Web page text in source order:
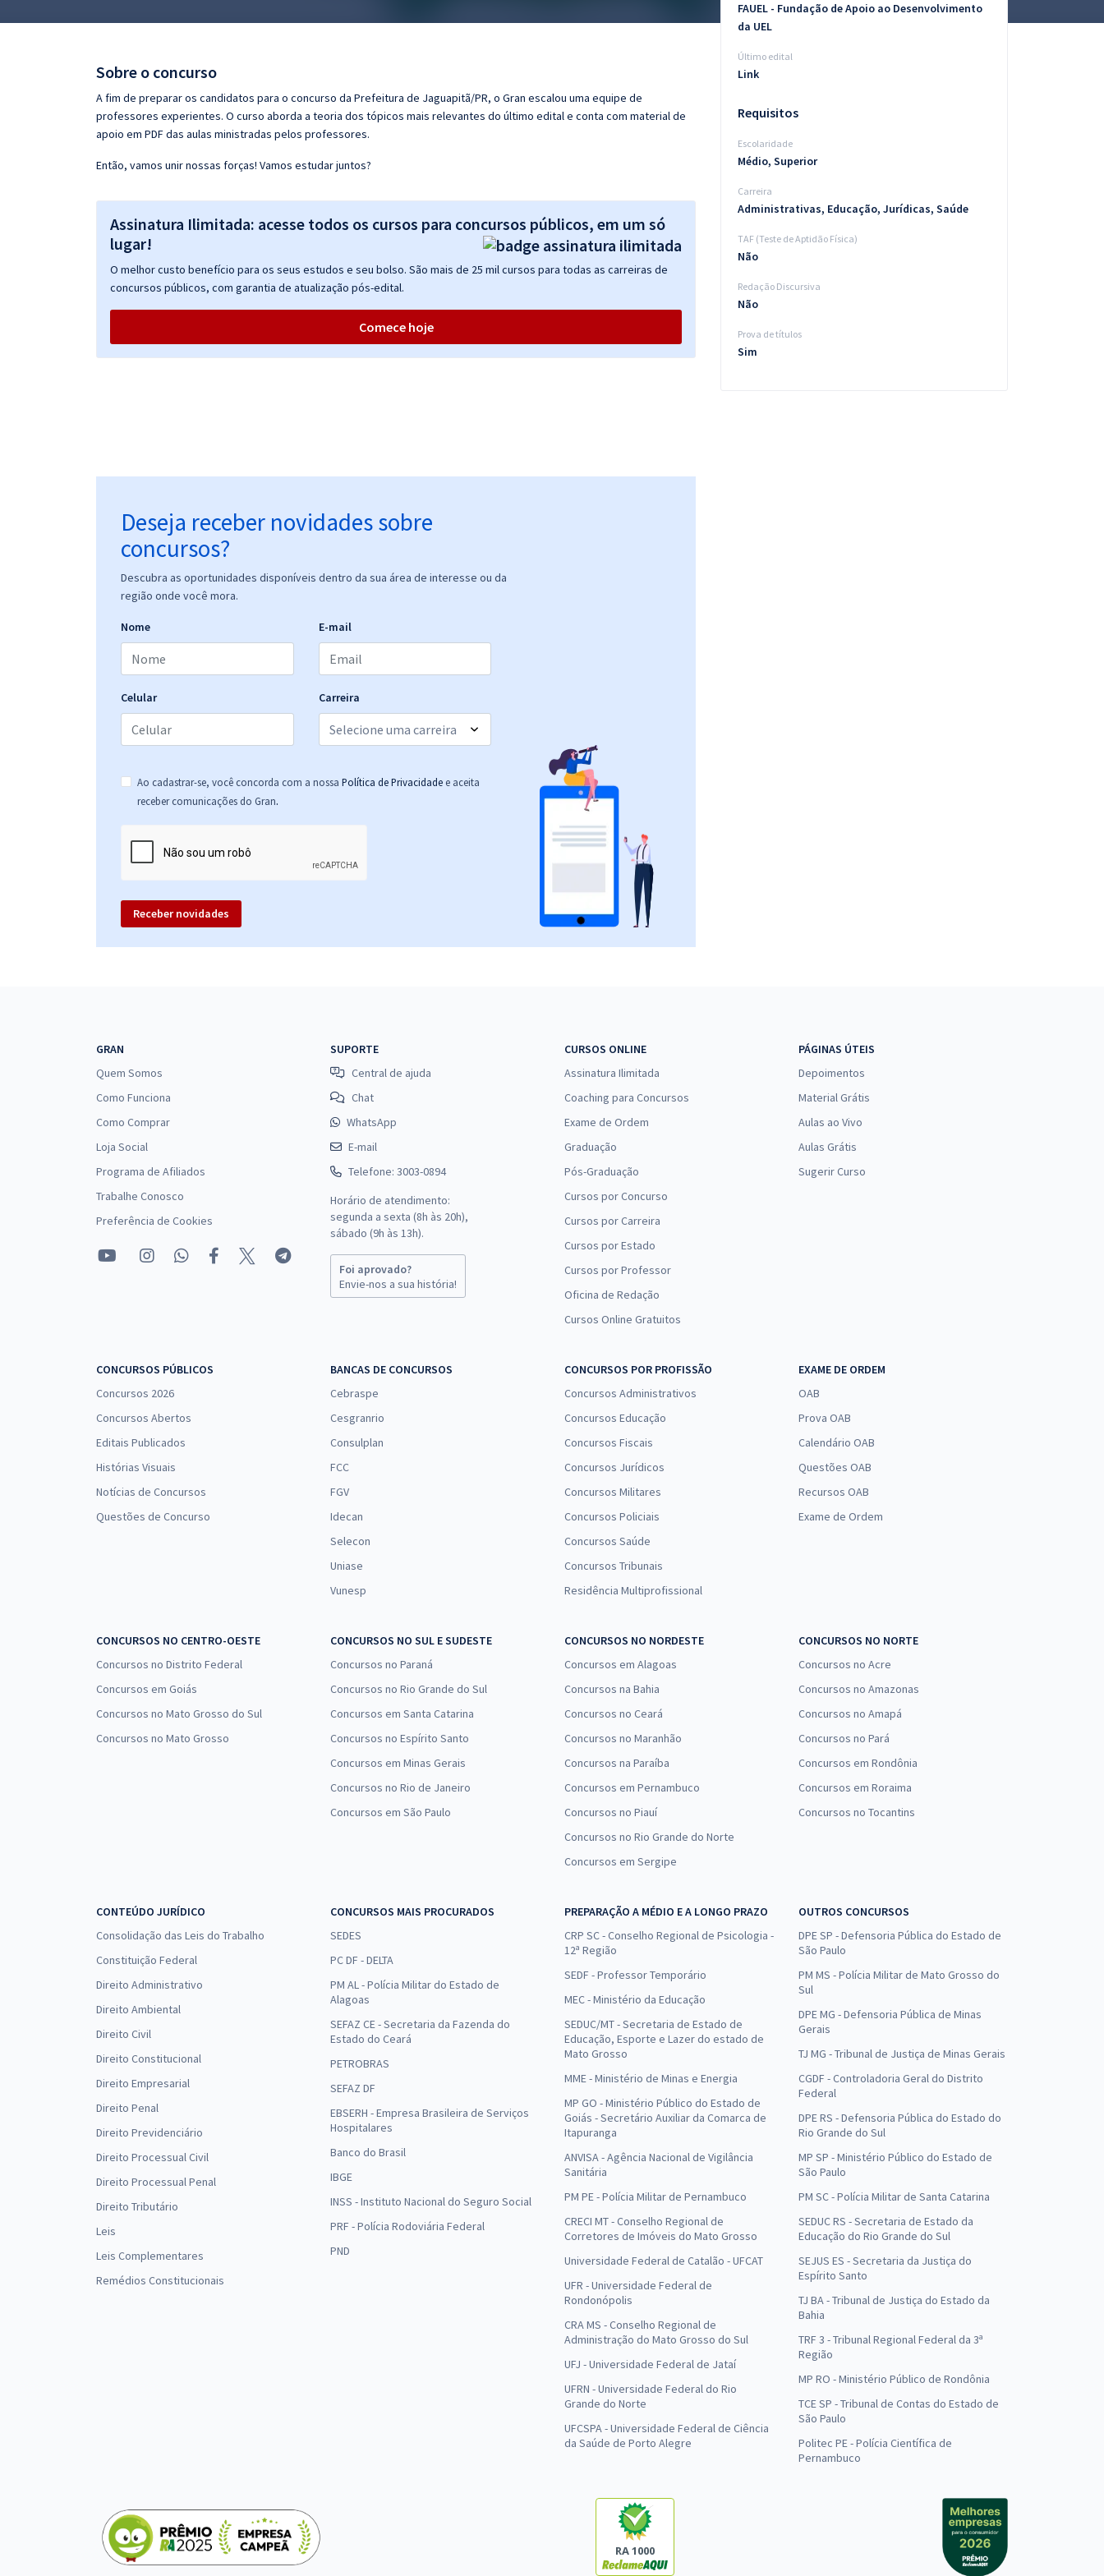
Questões grátis
Conteúdo gratuito
Sobre o concurso
A fim de preparar os candidatos para o concurso da Prefeitura de Jaguapitã/PR, o Gran escalou uma equipe de
professores experientes. O curso aborda a teoria dos tópicos mais relevantes do último edital e conta com material de
apoio em PDF das aulas ministradas pelos professores.
Então, vamos unir nossas forças! Vamos estudar juntos?
Assinatura Ilimitada: acesse todos os cursos para concursos públicos, em um só
lugar!
O melhor custo benefício para os seus estudos e seu bolso. São mais de 25 mil cursos para todas as carreiras de
concursos públicos, com garantia de atualização pós-edital.
Comece hoje
Deseja receber novidades sobre
concursos?
Descubra as oportunidades disponíveis dentro da sua área de interesse ou da
região onde você mora.
Nome E-mail
Celular Carreira
Ao cadastrar-se, você concorda com a nossa Política de Privacidade e aceita
receber comunicações do Gran.
Receber novidades
FAUEL - Fundação de Apoio ao Desenvolvimento
da UEL
Último edital
Link
Requisitos
Escolaridade
Médio, Superior
Carreira
Administrativas, Educação, Jurídicas, Saúde
TAF (Teste de Aptidão Física)
Não
Redação Discursiva
Não
Prova de títulos
Sim
GRAN
Quem Somos
Como Funciona
Como Comprar
Loja Social
Programa de Afiliados
Trabalhe Conosco
Preferência de Cookies
SUPORTE
Central de ajuda
Chat
WhatsApp
E-mail
Telefone: 3003-0894
Horário de atendimento:
segunda a sexta (8h às 20h),
sábado (9h às 13h).
Foi aprovado?
Envie-nos a sua história!
CURSOS ONLINE
Assinatura Ilimitada
Coaching para Concursos
Exame de Ordem
Graduação
Pós-Graduação
Cursos por Concurso
Cursos por Carreira
Cursos por Estado
Cursos por Professor
Oficina de Redação
Cursos Online Gratuitos
PÁGINAS ÚTEIS
Depoimentos
Material Grátis
Aulas ao Vivo
Aulas Grátis
Sugerir Curso
CONCURSOS PÚBLICOS
Concursos 2026
Concursos Abertos
Editais Publicados
Histórias Visuais
Notícias de Concursos
Questões de Concurso
BANCAS DE CONCURSOS
Cebraspe
Cesgranrio
Consulplan
FCC
FGV
Idecan
Selecon
Uniase
Vunesp
CONCURSOS POR PROFISSÃO
Concursos Administrativos
Concursos Educação
Concursos Fiscais
Concursos Jurídicos
Concursos Militares
Concursos Policiais
Concursos Saúde
Concursos Tribunais
Residência Multiprofissional
EXAME DE ORDEM
OAB
Prova OAB
Calendário OAB
Questões OAB
Recursos OAB
Exame de Ordem
CONCURSOS NO CENTRO-OESTE
Concursos no Distrito Federal
Concursos em Goiás
Concursos no Mato Grosso do Sul
Concursos no Mato Grosso
CONCURSOS NO SUL E SUDESTE
Concursos no Paraná
Concursos no Rio Grande do Sul
Concursos em Santa Catarina
Concursos no Espírito Santo
Concursos em Minas Gerais
Concursos no Rio de Janeiro
Concursos em São Paulo
CONCURSOS NO NORDESTE
Concursos em Alagoas
Concursos na Bahia
Concursos no Ceará
Concursos no Maranhão
Concursos na Paraíba
Concursos em Pernambuco
Concursos no Piauí
Concursos no Rio Grande do Norte
Concursos em Sergipe
CONCURSOS NO NORTE
Concursos no Acre
Concursos no Amazonas
Concursos no Amapá
Concursos no Pará
Concursos em Rondônia
Concursos em Roraima
Concursos no Tocantins
CONTEÚDO JURÍDICO
Consolidação das Leis do Trabalho
Constituição Federal
Direito Administrativo
Direito Ambiental
Direito Civil
Direito Constitucional
Direito Empresarial
Direito Penal
Direito Previdenciário
Direito Processual Civil
Direito Processual Penal
Direito Tributário
Leis
Leis Complementares
Remédios Constitucionais
CONCURSOS MAIS PROCURADOS
SEDES
PC DF - DELTA
PM AL - Polícia Militar do Estado de
Alagoas
SEFAZ CE - Secretaria da Fazenda do
Estado do Ceará
PETROBRAS
SEFAZ DF
EBSERH - Empresa Brasileira de Serviços
Hospitalares
Banco do Brasil
IBGE
INSS - Instituto Nacional do Seguro Social
PRF - Polícia Rodoviária Federal
PND
PREPARAÇÃO A MÉDIO E A LONGO PRAZO
CRP SC - Conselho Regional de Psicologia -
12ª Região
SEDF - Professor Temporário
MEC - Ministério da Educação
SEDUC/MT - Secretaria de Estado de
Educação, Esporte e Lazer do estado de
Mato Grosso
MME - Ministério de Minas e Energia
MP GO - Ministério Público do Estado de
Goiás - Secretário Auxiliar da Comarca de
Itapuranga
ANVISA - Agência Nacional de Vigilância
Sanitária
PM PE - Polícia Militar de Pernambuco
CRECI MT - Conselho Regional de
Corretores de Imóveis do Mato Grosso
Universidade Federal de Catalão - UFCAT
UFR - Universidade Federal de
Rondonópolis
CRA MS - Conselho Regional de
Administração do Mato Grosso do Sul
UFJ - Universidade Federal de Jataí
UFRN - Universidade Federal do Rio
Grande do Norte
UFCSPA - Universidade Federal de Ciência
da Saúde de Porto Alegre
OUTROS CONCURSOS
DPE SP - Defensoria Pública do Estado de
São Paulo
PM MS - Polícia Militar de Mato Grosso do
Sul
DPE MG - Defensoria Pública de Minas
Gerais
TJ MG - Tribunal de Justiça de Minas Gerais
CGDF - Controladoria Geral do Distrito
Federal
DPE RS - Defensoria Pública do Estado do
Rio Grande do Sul
MP SP - Ministério Público do Estado de
São Paulo
PM SC - Polícia Militar de Santa Catarina
SEDUC RS - Secretaria de Estado da
Educação do Rio Grande do Sul
SEJUS ES - Secretaria da Justiça do
Espírito Santo
TJ BA - Tribunal de Justiça do Estado da
Bahia
TRF 3 - Tribunal Regional Federal da 3ª
Região
MP RO - Ministério Público de Rondônia
TCE SP - Tribunal de Contas do Estado de
São Paulo
Politec PE - Polícia Científica de
Pernambuco
RA 1000